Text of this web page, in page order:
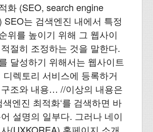
화 (SEO, search engine
SEO는 검색엔진 내에서 특정
위를 높이기 위해 그 웹사이
절히 조정하는 것을 말한다.
달성하기 위해서는 웹사이트
디렉토리 서비스에 등록하거
조와 내용… //이상의 내용은
엔진 최적화‘를 검색하면 바
설명의 일부다. 그러나 네이